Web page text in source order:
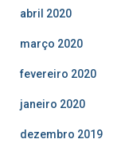
abril 2020
março 2020
fevereiro 2020
janeiro 2020
dezembro 2019